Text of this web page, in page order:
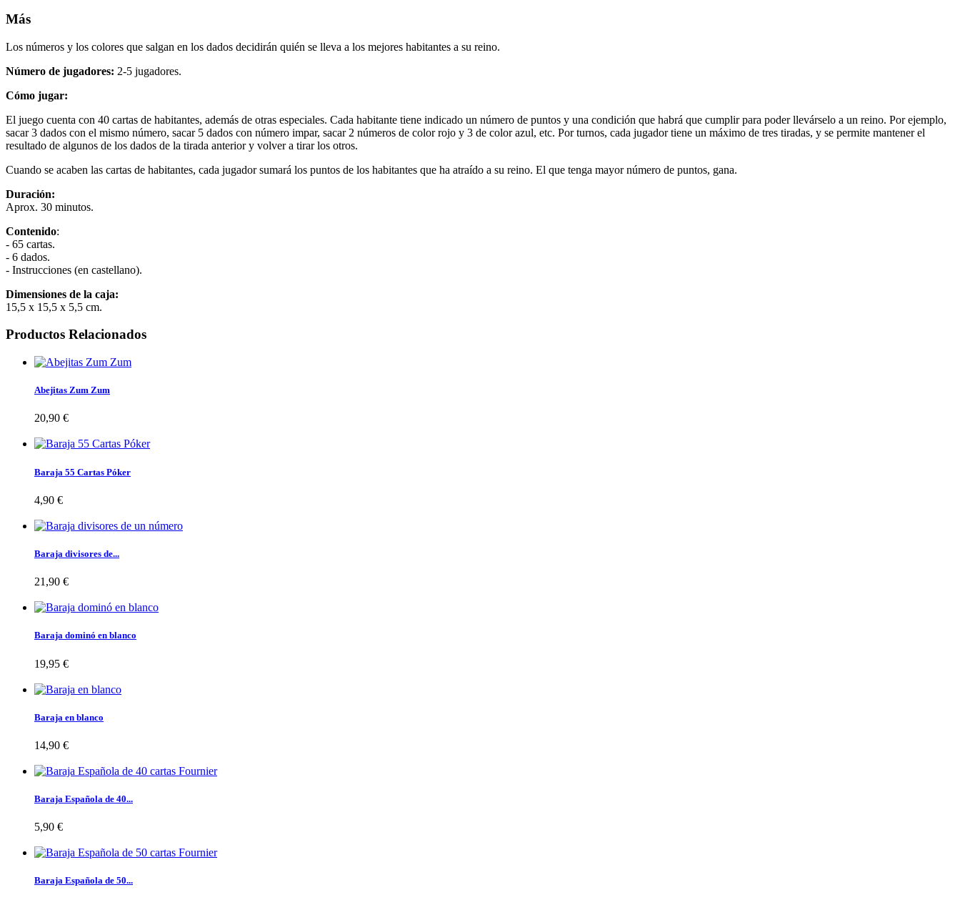
Más
Los números y los colores que salgan en los dados decidirán quién se lleva a los mejores habitantes a su reino.
Número de jugadores: 2-5 jugadores.
Cómo jugar:
El juego cuenta con 40 cartas de habitantes, además de otras especiales. Cada habitante tiene indicado un número de puntos y una condición que habrá que cumplir para poder llevárselo a un reino. Por ejemplo,
sacar 3 dados con el mismo número, sacar 5 dados con número impar, sacar 2 números de color rojo y 3 de color azul, etc. Por turnos, cada jugador tiene un máximo de tres tiradas, y se permite mantener el
resultado de algunos de los dados de la tirada anterior y volver a tirar los otros.
Cuando se acaben las cartas de habitantes, cada jugador sumará los puntos de los habitantes que ha atraído a su reino. El que tenga mayor número de puntos, gana.
Duración:
Aprox. 30 minutos.
Contenido:
- 65 cartas.
- 6 dados.
- Instrucciones (en castellano).
Dimensiones de la caja:
15,5 x 15,5 x 5,5 cm.
Productos Relacionados
Abejitas Zum Zum
20,90 €
Baraja 55 Cartas Póker
4,90 €
Baraja divisores de...
21,90 €
Baraja dominó en blanco
19,95 €
Baraja en blanco
14,90 €
Baraja Española de 40...
5,90 €
Baraja Española de 50...